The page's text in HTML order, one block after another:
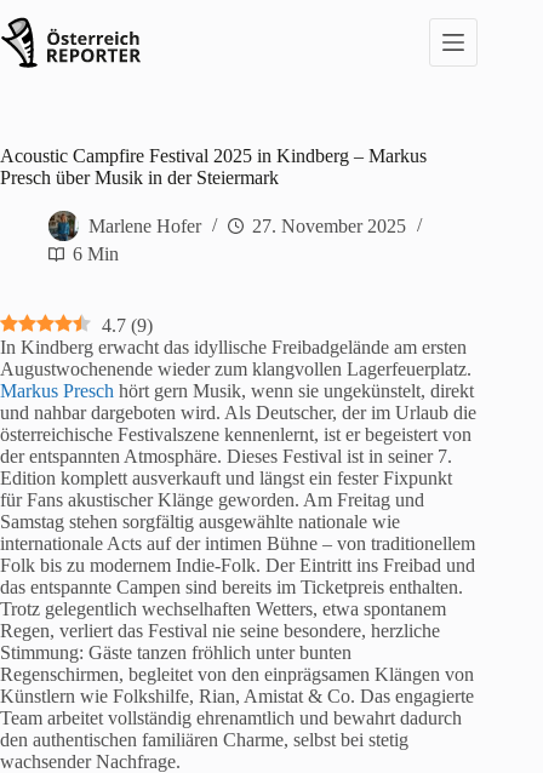
Inhalt
springen
Acoustic Campfire Festival 2025 in Kindberg – Markus
Presch über Musik in der Steiermark
Marlene Hofer
27. November 2025
6 Min
4.7 (9)
In Kindberg erwacht das idyllische Freibadgelände am ersten
Augustwochenende wieder zum klangvollen Lagerfeuerplatz.
Markus Presch hört gern Musik, wenn sie ungekünstelt, direkt
und nahbar dargeboten wird. Als Deutscher, der im Urlaub die
österreichische Festivalszene kennenlernt, ist er begeistert von
der entspannten Atmosphäre. Dieses Festival ist in seiner 7.
Edition komplett ausverkauft und längst ein fester Fixpunkt
für Fans akustischer Klänge geworden. Am Freitag und
Samstag stehen sorgfältig ausgewählte nationale wie
internationale Acts auf der intimen Bühne – von traditionellem
Folk bis zu modernem Indie-Folk. Der Eintritt ins Freibad und
das entspannte Campen sind bereits im Ticketpreis enthalten.
Trotz gelegentlich wechselhaften Wetters, etwa spontanem
Regen, verliert das Festival nie seine besondere, herzliche
Stimmung: Gäste tanzen fröhlich unter bunten
Regenschirmen, begleitet von den einprägsamen Klängen von
Künstlern wie Folkshilfe, Rian, Amistat & Co. Das engagierte
Team arbeitet vollständig ehrenamtlich und bewahrt dadurch
den authentischen familiären Charme, selbst bei stetig
wachsender Nachfrage.